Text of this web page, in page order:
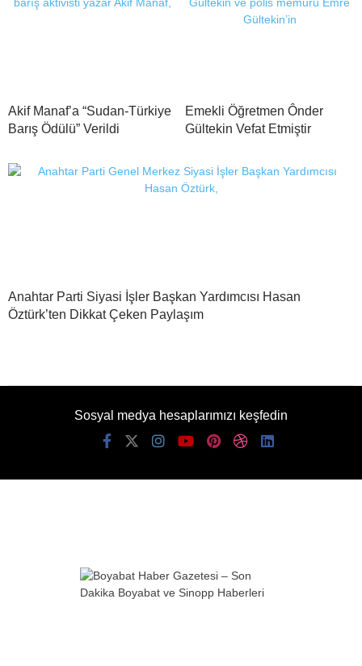
Akif Manaf’a “Sudan-Türkiye
Barış Ödülü” Verildi
Emekli Öğretmen Ônder
Gültekin Vefat Etmiştir
Anahtar Parti Siyasi İşler Başkan Yardımcısı Hasan
Öztürk’ten Dikkat Çeken Paylaşım
Sosyal medya hesaplarımızı keşfedin